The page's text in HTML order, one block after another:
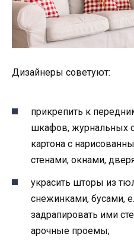
Дизайнеры советуют:
прикрепить к
шкафов, журнальных
картона с
стенами, окнами,
украсить шторы из
снежинками, бусами,
задрапировать ими
арочные проемы;